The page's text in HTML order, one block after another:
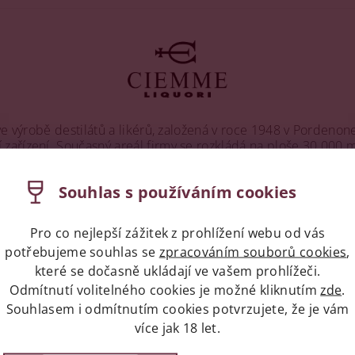
destilátů a likérů, založená v roce 1948 v
Současný areál firmy se rozkládá na ploše 30 000
destilátů a dalších alkoholických nápojů. Produkty
Mezi hlavní produkty patří grappa, včetně specialit
který je oblíbený pro svou harmonii ovocných a
della Tradizione“ a různé hořké likéry jako
trh, a to prostřednictvím výrobků určených pro
na kvalitu produktů a péči o zákazníky. Její produkty
Souhlas s používáním cookies
Pro co nejlepší zážitek z prohlížení webu od vás
potřebujeme souhlas se zpracováním souborů cookies,
které se dočasně ukládají ve vašem prohlížeči.
Odmítnutí volitelného cookies je možné kliknutímzde.
Souhlasem i odmítnutím cookies potvrzujete, že je vám
více jak 18 let.